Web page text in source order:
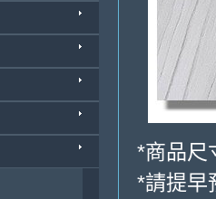
*商品尺
*請提早